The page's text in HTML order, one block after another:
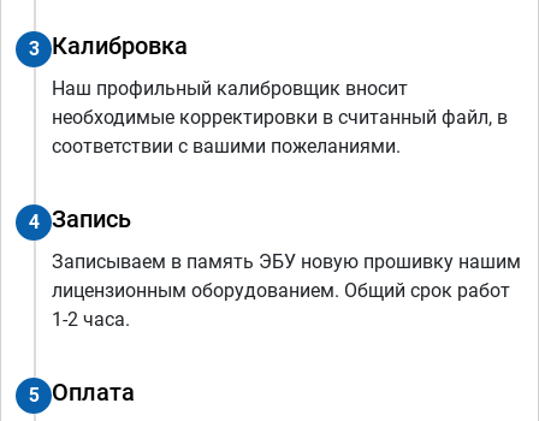
3 Калибровка
Наш профильный калибровщик вносит
необходимые корректировки в считанный файл, в
соответствии с вашими пожеланиями.
4 Запись
Записываем в память ЭБУ новую прошивку нашим
лицензионным оборудованием. Общий срок работ
1-2 часа.
5 Оплата